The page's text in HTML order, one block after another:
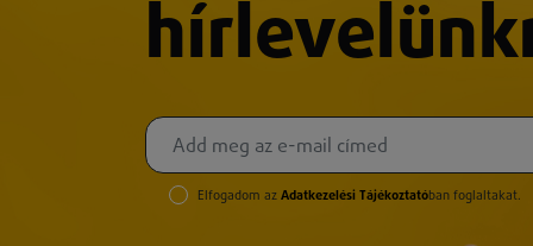
Elfogadom az Adatkezelési Tájékoztatóban foglaltakat.